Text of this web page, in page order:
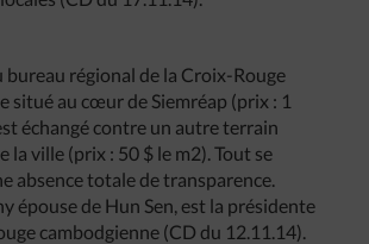
bureau régional de la Croix-Rouge
situé au cœur de Siemréap (prix : 1
échangé contre un autre terrain
la ville (prix : 50 $ le m2). Tout se
absence totale de transparence.
épouse de Hun Sen, est la présidente
cambodgienne (CD du 12.11.14).